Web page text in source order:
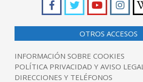
OTROS ACCESOS
INFORMACIÓN SOBRE COOKIES
POLÍTICA PRIVACIDAD Y AVISO LEGAL
DIRECCIONES Y TELÉFONOS